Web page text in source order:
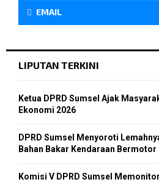
EMAIL
LIPUTAN TERKINI
Ketua DPRD Sumsel Ajak
Ekonomi 2026
DPRD Sumsel Menyoroti
Bahan Bakar Kendaraan Bermotor
Komisi V DPRD Sumsel